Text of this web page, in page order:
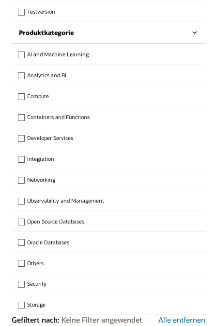
Testversion
Produktkategorie
AI and Machine Learning
Analytics and BI
Compute
Containers and Functions
Developer Services
Integration
Networking
Observability and Management
Open Source Databases
Oracle Databases
Others
Security
Storage
Gefiltert nach: Keine Filter angewendet Alle entfernen